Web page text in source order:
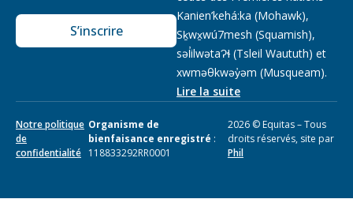
S’inscrire
Kanien’kehá:ka (Mohawk),
Sḵwx̱wú7mesh (Squamish),
səl̓ilwətaɁɬ (Tsleil Waututh) et
xwməθkwəy̓əm (Musqueam).
Lire la suite
Notre politique
de
confidentialité
Organisme de
bienfaisance enregistré :
118833292RR0001
2026 © Equitas – Tous
droits réservés, site par
Phil